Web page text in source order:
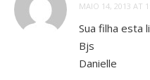
MAIO 14, 2013 AT
Sua filha esta
Bjs
Danielle